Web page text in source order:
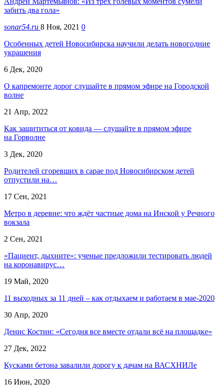
забить два гола»
sonar54.ru 8 Ноя, 2021 0
Особенных детей Новосибирска научили делать новогодние
украшения
6 Дек, 2020
О капремонте дорог слушайте в прямом эфире на Городской
волне
21 Апр, 2022
Как защититься от ковида — слушайте в прямом эфире
на Горволне
3 Дек, 2020
Родителей сгоревших в сарае под Новосибирском детей
отпустили на…
17 Сен, 2021
Метро в деревне: что ждёт частные дома на Инской у Речного
вокзала
2 Сен, 2021
«Пациент, дыхните»: ученые предложили тестировать людей
на коронавирус…
19 Май, 2020
11 выходных за 11 дней – как отдыхаем и работаем в мае-2020
30 Апр, 2020
Денис Костин: «Сегодня все вместе отдали всё на площадке»
27 Дек, 2022
Кусками бетона завалили дорогу к дачам на ВАСХНИЛе
16 Июн, 2020